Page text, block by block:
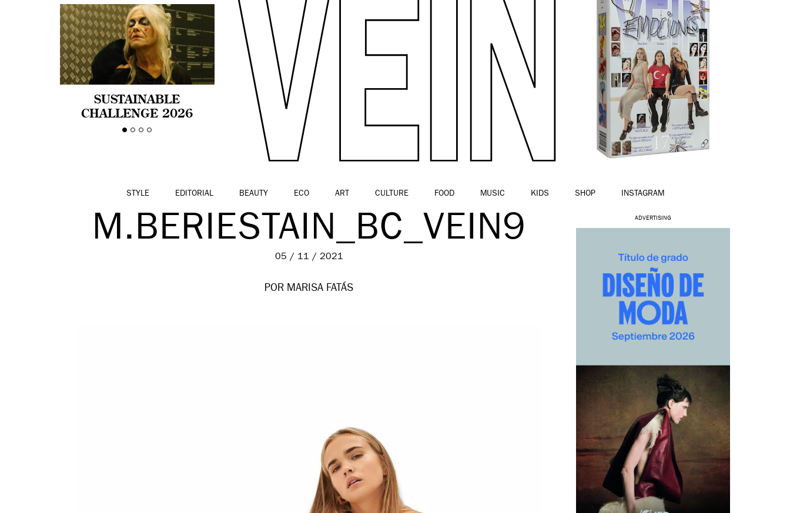
SUSTAINABLE
CHALLENGE 2026
CELEBRA LA
STYLE EDITORIAL BEAUTY ECO ART CULTURE FOOD MUSIC KIDS SHOP INSTAGRAM
M.BERIESTAIN_BC_VEIN9
05 / 11 / 2021
POR MARISA FATÁS
ADVERTISING